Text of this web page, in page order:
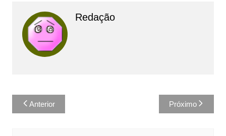
Redação
Navegação
de
Anterior Próximo